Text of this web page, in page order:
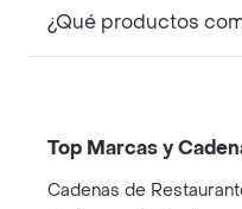
Top Marcas y
Cadenas de